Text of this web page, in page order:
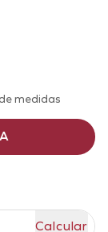
medidas